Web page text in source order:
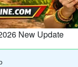
New Update